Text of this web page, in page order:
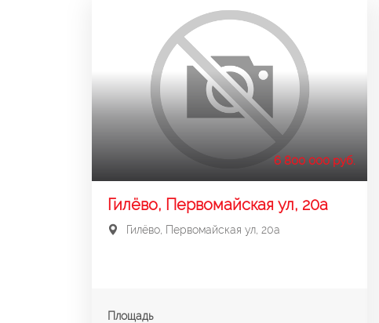
6 800 000 руб.
Гилёво, Первомайская ул, 20а
Гилёво, Первомайская ул, 20а
Площадь